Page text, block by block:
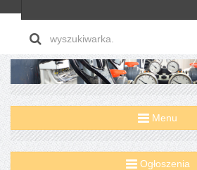
Menu
Ogłoszenia